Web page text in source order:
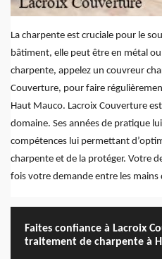
La charpente est cruciale pour le
bâtiment, elle peut être en métal
charpente, appelez un couvreur
Couverture, pour faire
Haut Mauco. Lacroix Couverture
domaine. Ses années de pratique
compétences lui permettant
charpente et de la protéger. Votre
fois votre demande entre les mains
Faites confiance à Lacroix
traitement de charpente à